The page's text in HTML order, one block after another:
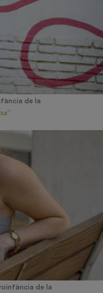
de la
de la